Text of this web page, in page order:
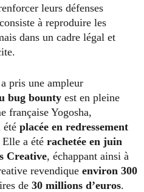
leurs défenses
à reproduire les
dans un cadre légal et
pris une ampleur
bug bounty est en pleine
française Yogosha,
été placée en redressement
Elle a été rachetée en juin
Creative, échappant ainsi à
revendique environ 300
de 30 millions d’euros.